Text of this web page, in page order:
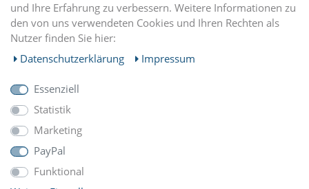
EINKAUFEN
MEIN KONTO
UNTERNEHMEN
ZAHLUNGARTEN
und Ihre Erfahrung zu verbessern. Weitere Informationen zu
den von uns verwendeten Cookies und Ihren Rechten als
Nutzer finden Sie hier:
Daten­schutz­erklärung
Impressum
Essenziell
Statistik
Marketing
PayPal
Funktional